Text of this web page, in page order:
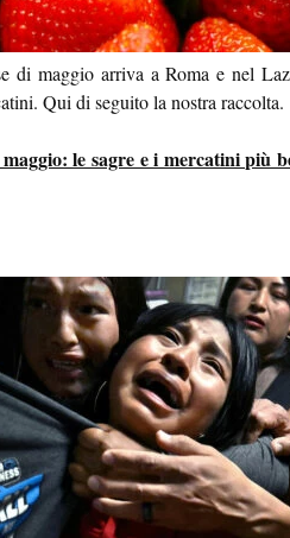
di maggio arriva a Roma e nel
Qui di seguito la nostra
le sagre e i mercatini più